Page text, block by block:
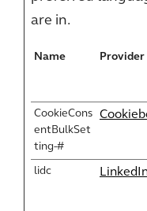
are in.
Name Provider
CookieCons
entBulkSet
ting-#
lidc